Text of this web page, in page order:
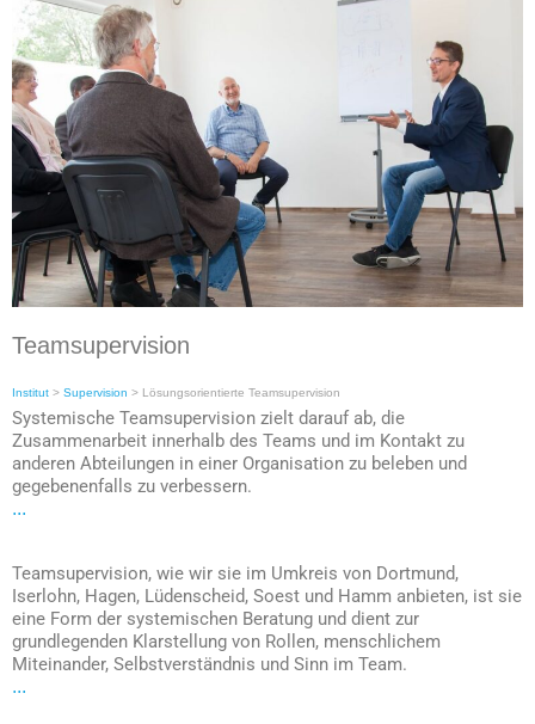
Teamsupervision
Institut > Supervision > Lösungsorientierte Teamsupervision
Systemische Teamsupervision zielt darauf ab, die
Zusammenarbeit innerhalb des Teams und im Kontakt zu
anderen Abteilungen in einer Organisation zu beleben und
gegebenenfalls zu verbessern.
...
Teamsupervision, wie wir sie im Umkreis von Dortmund,
Iserlohn, Hagen, Lüdenscheid, Soest und Hamm anbieten, ist sie
eine Form der systemischen Beratung und dient zur
grundlegenden Klarstellung von Rollen, menschlichem
Miteinander, Selbstverständnis und Sinn im Team.
...